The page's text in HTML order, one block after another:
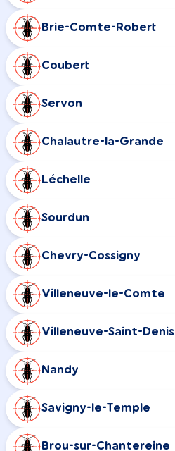
Brie-Comte-Robert
Coubert
Servon
Chalautre-la-Grande
Léchelle
Sourdun
Chevry-Cossigny
Villeneuve-le-Comte
Villeneuve-Saint-Denis
Nandy
Savigny-le-Temple
Brou-sur-Chantereine